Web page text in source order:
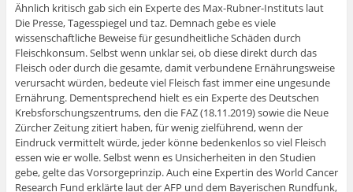
Ähnlich kritisch gab sich ein Experte des Max-Rubner-Instituts laut
Die Presse, Tagesspiegel und taz. Demnach gebe es viele
wissenschaftliche Beweise für gesundheitliche Schäden durch
Fleischkonsum. Selbst wenn unklar sei, ob diese direkt durch das
Fleisch oder durch die gesamte, damit verbundene Ernährungsweise
verursacht würden, bedeute viel Fleisch fast immer eine ungesunde
Ernährung. Dementsprechend hielt es ein Experte des Deutschen
Krebsforschungszentrums, den die FAZ (18.11.2019) sowie die Neue
Zürcher Zeitung zitiert haben, für wenig zielführend, wenn der
Eindruck vermittelt würde, jeder könne bedenkenlos so viel Fleisch
essen wie er wolle. Selbst wenn es Unsicherheiten in den Studien
gebe, gelte das Vorsorgeprinzip. Auch eine Expertin des World Cancer
Research Fund erklärte laut der AFP und dem Bayerischen Rundfunk,